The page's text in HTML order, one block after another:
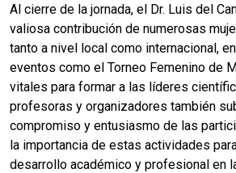
Al cierre de la jornada, el Dr. Luis del
valiosa contribución de numerosas
tanto a nivel local como internacional,
eventos como el Torneo Femenino de
vitales para formar a las líderes
profesoras y organizadores también
compromiso y entusiasmo de las
la importancia de estas actividades
desarrollo académico y profesional en